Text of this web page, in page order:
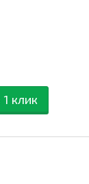
клик